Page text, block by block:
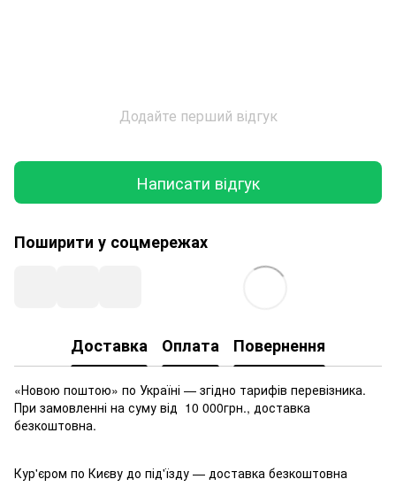
Додайте перший відгук
Написати відгук
Поширити у соцмережах
Доставка Оплата Повернення
«Новою поштою» по Україні — згідно тарифів перевізника.
При замовленні на суму від 10 000грн., доставка
безкоштовна.
Кур'єром по Києву до під'їзду — доставка безкоштовна